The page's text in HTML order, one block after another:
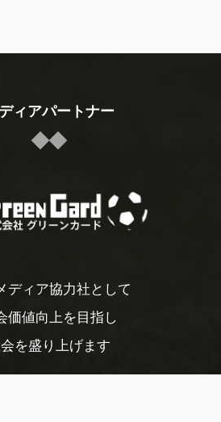
ィアパートナー
ディア協力社として
価値向上を目指し
を盛り上げます